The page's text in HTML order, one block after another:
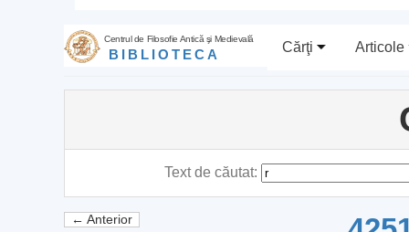
Centrul de Filosofie Antică şi Medievală
BIBLIOTECA Cărţi Articole
Text de căutat:
← Anterior